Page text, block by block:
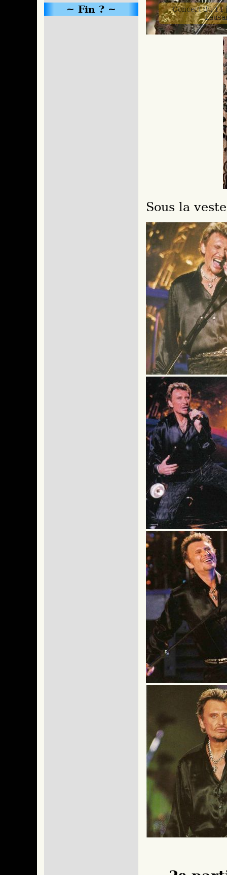
Concert du 14
Sous la
Fin ?